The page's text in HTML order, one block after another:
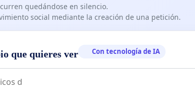
quedándose en silencio.
social mediante la creación de una petición.
que quieres ver Con tecnología de IA